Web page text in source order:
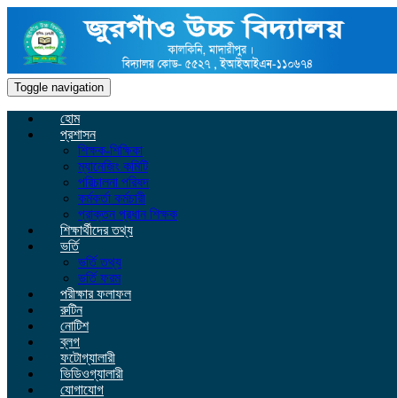
Toggle navigation
হোম
প্রশাসন
শিক্ষক-শিক্ষিকা
ম্যানেজিং কমিটি
পরিচালনা পরিষদ
কর্মকর্তা কর্মচারী
প্রাক্তন প্রধান শিক্ষক
শিক্ষার্থীদের তথ্য
ভর্তি
ভর্তি তথ্য
ভর্তি ফরম
পরীক্ষার ফলাফল
রুটিন
নোটিশ
ব্লগ
ফটোগ্যালারী
ভিডিওগ্যালারী
যোগাযোগ